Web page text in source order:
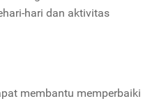
hari dan aktivitas
membantu memperbaiki